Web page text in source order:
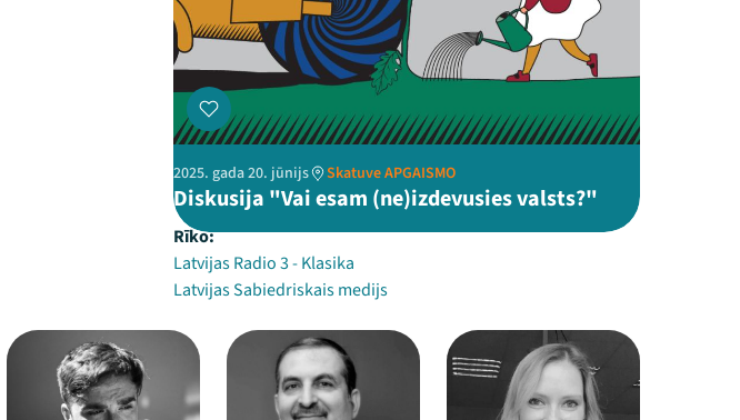
2025. gada 20. jūnijs Skatuve APGAISMO
Diskusija "Vai esam (ne)izdevusies valsts?"
Rīko:
Latvijas Radio 3 - Klasika
Latvijas Sabiedriskais medijs